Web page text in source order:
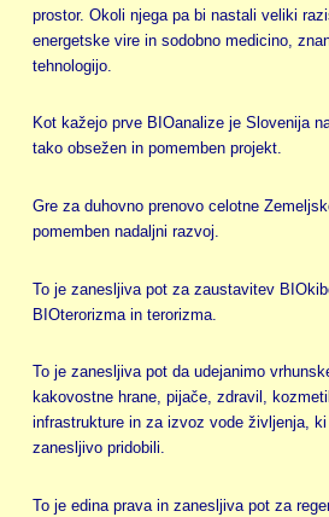
prostor. Okoli njega pa bi nastali veliki
energetske vire in sodobno medicino,
tehnologijo.
Kot kažejo prve BIOanalize je Slovenija
tako obsežen in pomemben projekt.
Gre za duhovno prenovo celotne
pomemben nadaljni razvoj.
To je zanesljiva pot za zaustavitev
BIOterorizma in terorizma.
To je zanesljiva pot da udejanimo
kakovostne hrane, pijače, zdravil,
infrastrukture in za izvoz vode življenja,
zanesljivo pridobili.
To je edina prava in zanesljiva pot za